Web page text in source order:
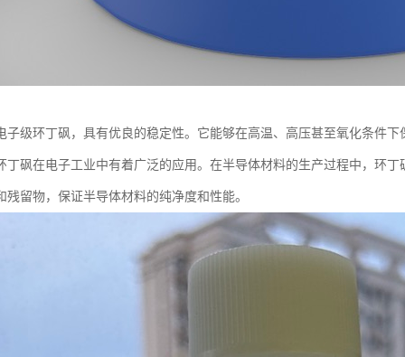
子级环丁砜，具有优良的稳定性。它能够在高温、高压甚至氧化条件
丁砜在电子工业中有着广泛的应用。在半导体材料的生产过程中，环
残留物，保证半导体材料的纯净度和性能。